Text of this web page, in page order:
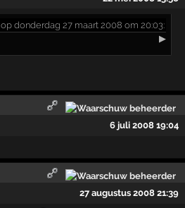
op donderdag 27 maart 2008 om 20:03:
▶
6 juli 2008 19:04
27 augustus 2008 21:39